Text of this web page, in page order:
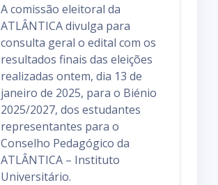
A comissão eleitoral da
ATLÂNTICA divulga para
consulta geral o edital com os
resultados finais das eleições
realizadas ontem, dia 13 de
janeiro de 2025, para o Biénio
2025/2027, dos estudantes
representantes para o
Conselho Pedagógico da
ATLÂNTICA – Instituto
Universitário.